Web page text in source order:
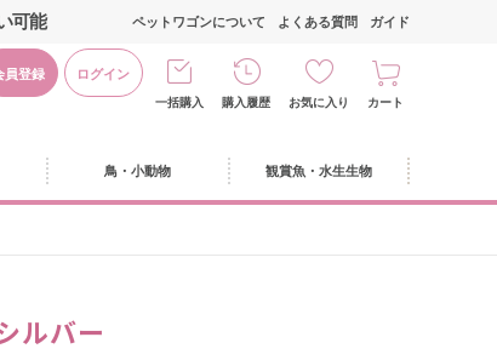
可能
員登録 ログイン
ペットワゴンについて よくある質問 ガイド
一括購入 購入履歴 お気に入り カート
鳥・小動物 観賞魚・水生生物
ルバー